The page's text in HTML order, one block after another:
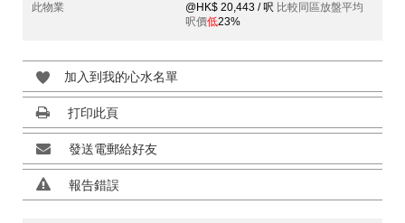
此物業
@HK$ 20,443 / 呎 比較同區放盤平均
呎價低23%
加入到我的心水名單
打印此頁
發送電郵給好友
報告錯誤